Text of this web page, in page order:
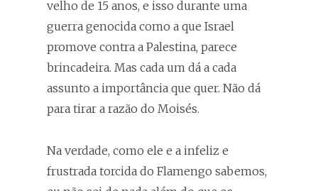
velho de 15 anos, e isso durante uma
guerra genocida como a que Israel
promove contra a Palestina, parece
brincadeira. Mas cada um dá a cada
assunto a importância que quer. Não dá
para tirar a razão do Moisés.
Na verdade, como ele e a infeliz e
frustrada torcida do Flamengo sabemos,